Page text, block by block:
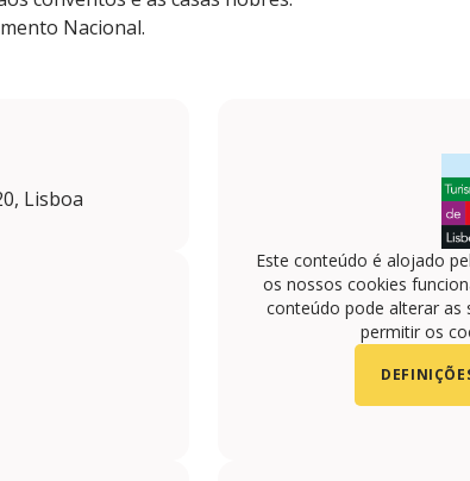
Nacional.
Lisboa
Este conteúdo é alojado
os nossos cookies
conteúdo pode alterar as
permitir os